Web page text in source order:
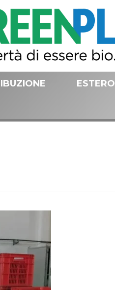
ESTERO